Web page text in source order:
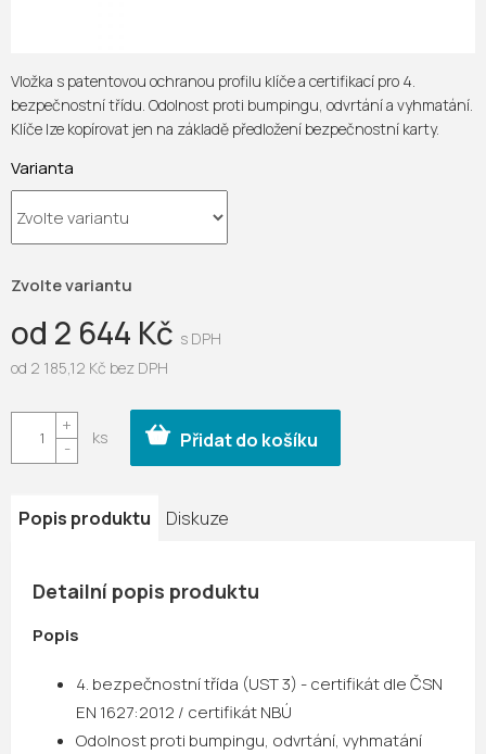
od 2 644 Kč
od 2 185,12 Kč bez DPH
cena:
Zvolte variantu
Varianta
Přidat do košíku
Vložka s patentovou ochranou profilu klíče a certifikací pro 4.
bezpečnostní třídu. Odolnost proti bumpingu, odvrtání a vyhmatání.
Klíče lze kopírovat jen na základě předložení bezpečnostní karty.
Popis produktu Diskuze
Detailní popis produktu
Popis
4. bezpečnostní třída (UST 3) - certifikát dle ČSN
EN 1627:2012 / certifikát NBÚ
Odolnost proti bumpingu, odvrtání, vyhmatání